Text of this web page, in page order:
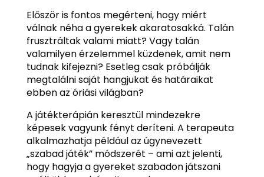
Először is fontos megérteni, hogy miért
válnak néha a gyerekek akaratosakká. Talán
frusztráltak valami miatt? Vagy talán
valamilyen érzelemmel küzdenek, amit nem
tudnak kifejezni? Esetleg csak próbálják
megtalálni saját hangjukat és határaikat
ebben az óriási világban?
A játékterápián keresztül mindezekre
képesek vagyunk fényt deríteni. A terapeuta
alkalmazhatja például az úgynevezett
„szabad játék” módszerét – ami azt jelenti,
hogy hagyja a gyereket szabadon játszani